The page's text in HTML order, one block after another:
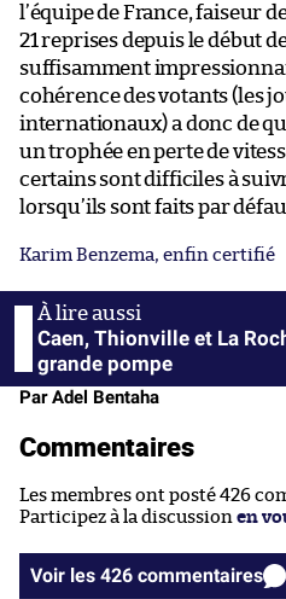
l’équipe de France, faiseur
21 reprises depuis le début
suffisamment
cohérence des votants (les
internationaux) a donc de
un trophée en perte de
certains sont difficiles à
lorsqu’ils sont faits par
Karim Benzema, enfin certifié
Caen, Thionville et La
grande pompe
Par Adel Bentaha
Commentaires
Les membres ont posté 426
Participez à la discussion en
Voir les 426 commentaires